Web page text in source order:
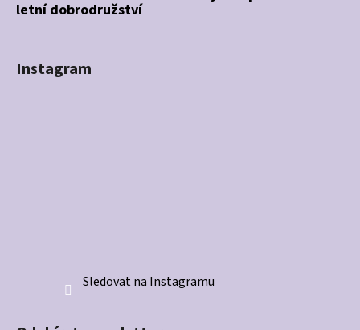
letní dobrodružství
Instagram
Sledovat na Instagramu